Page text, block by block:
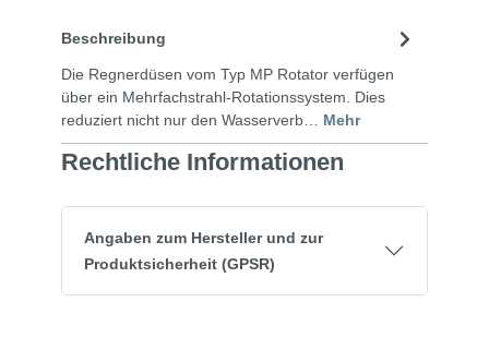
Beschreibung
Die Regnerdüsen vom Typ MP Rotator verfügen
über ein Mehrfachstrahl-Rotationssystem. Dies
reduziert nicht nur den Wasserverb… Mehr
Rechtliche Informationen
Angaben zum Hersteller und zur
Produktsicherheit (GPSR)